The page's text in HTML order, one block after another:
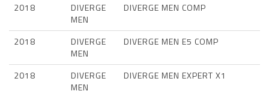
2018
DIVERGE
MEN
DIVERGE MEN COMP
2018
DIVERGE
MEN
DIVERGE MEN E5 COMP
2018
DIVERGE
MEN
DIVERGE MEN EXPERT X1